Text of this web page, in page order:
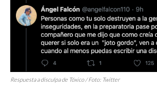
Respuesta a disculpa de Tóxico / Foto: Twitter